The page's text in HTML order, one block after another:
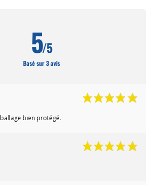
5/5
Basé sur 3 avis
bien protégé.